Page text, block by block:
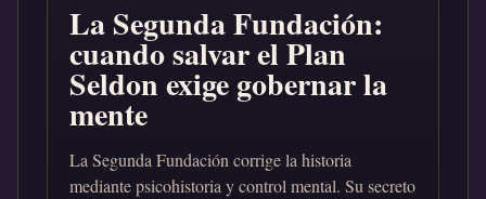
La Segunda Fundación:
cuando salvar el Plan
Seldon exige gobernar la
mente
La Segunda Fundación corrige la historia
mediante psicohistoria y control mental. Su secreto